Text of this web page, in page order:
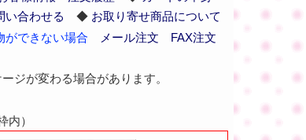
い合わせる ◆ お取り寄せ商品について
ができない場合
メール注文 FAX注文
ジが変わる場合があります。
内）